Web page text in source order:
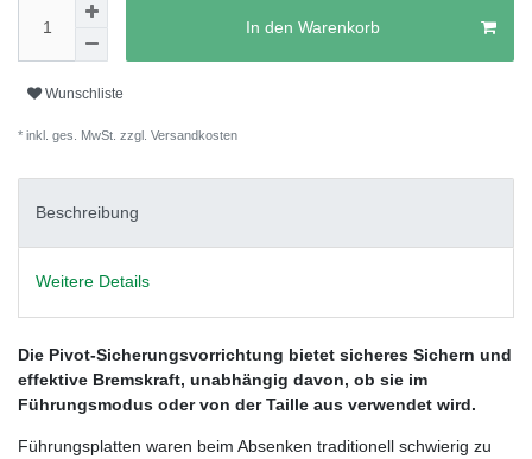
In den Warenkorb
Wunschliste
* inkl. ges. MwSt. zzgl. Versandkosten
Beschreibung
Weitere Details
Die Pivot-Sicherungsvorrichtung bietet sicheres Sichern und
effektive Bremskraft, unabhängig davon, ob sie im
Führungsmodus oder von der Taille aus verwendet wird.
Führungsplatten waren beim Absenken traditionell schwierig zu